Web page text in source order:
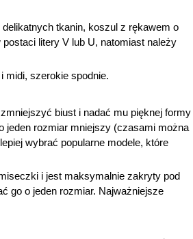
tkanin, koszul z rękawem o
postaci litery V lub U, natomiast należy
midi, szerokie spodnie.
biust i nadać mu pięknej formy
jeden rozmiar mniejszy (czasami można
wybrać popularne modele, które
i jest maksymalnie zakryty pod
go o jeden rozmiar. Najważniejsze